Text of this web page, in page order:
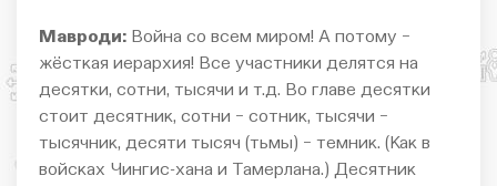
Мавроди: Война со всем миром! А потому −
жёсткая иерархия! Все участники делятся на
десятки, сотни, тысячи и т.д. Во главе десятки
стоит десятник, сотни − сотник, тысячи −
тысячник, десяти тысяч (тьмы) − темник. (Как в
войсках Чингис-хана и Тамерлана.) Десятник